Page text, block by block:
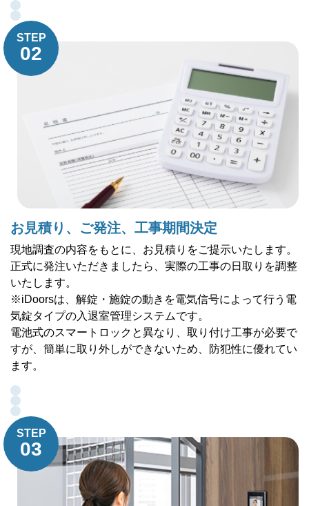
STEP
02
お見積り、ご発注、工事期間決定
現地調査の内容をもとに、お見積りをご提示いたします。
正式に発注いただきましたら、実際の工事の日取りを調整
いたします。
※iDoorsは、解錠・施錠の動きを電気信号によって行う電
気錠タイプの入退室管理システムです。
電池式のスマートロックと異なり、取り付け工事が必要で
すが、簡単に取り外しができないため、防犯性に優れてい
ます。
STEP
03